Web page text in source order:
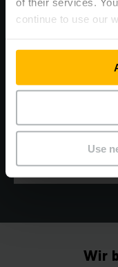
continue to use our
Use
Mit
ALLE INFOS
Wir